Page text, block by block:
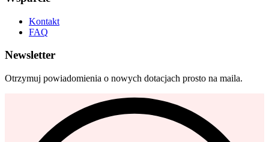
Kontakt
FAQ
Newsletter
Otrzymuj powiadomienia o nowych dotacjach prosto na maila.